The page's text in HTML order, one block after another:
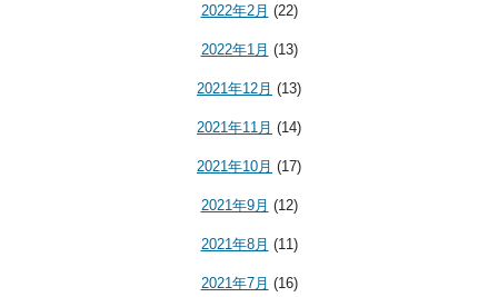
2022年2月 (22)
2022年1月 (13)
2021年12月 (13)
2021年11月 (14)
2021年10月 (17)
2021年9月 (12)
2021年8月 (11)
2021年7月 (16)